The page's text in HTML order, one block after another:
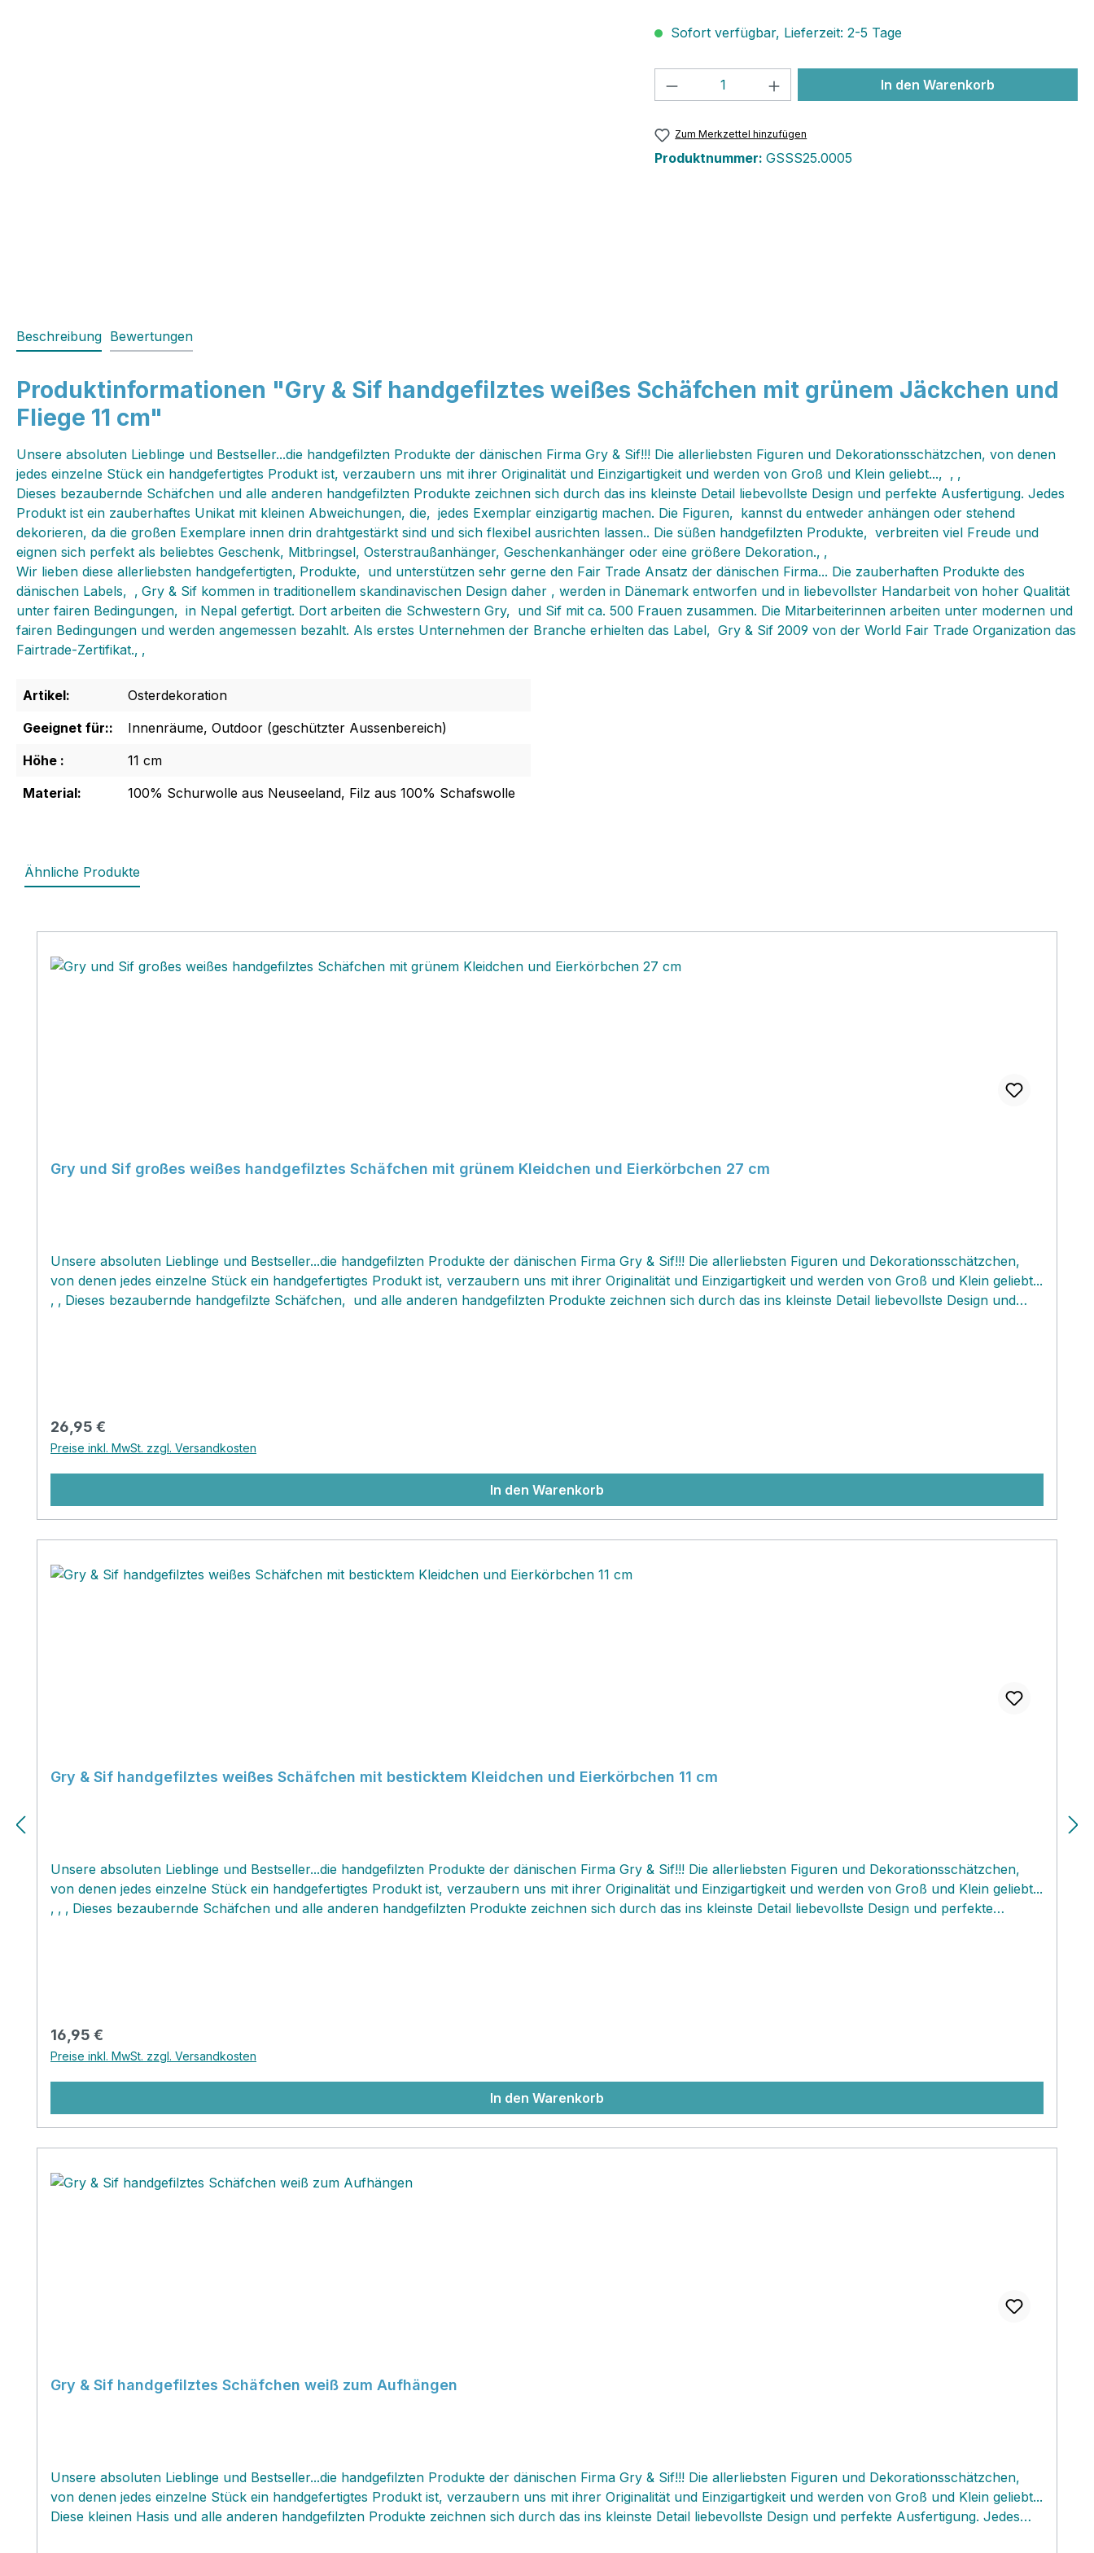
Sofort verfügbar, Lieferzeit: 2-5 Tage
Produkt Anzahl: Gib den gewünschten Wert
In den Warenkorb
Zum Merkzettel hinzufügen
Produktnummer: GSSS25.0005
Beschreibung Bewertungen
Produktinformationen "Gry & Sif handgefilztes weißes Schäfchen mit grünem Jäckchen und
Fliege 11 cm"
Unsere absoluten Lieblinge und Bestseller...die handgefilzten Produkte der dänischen Firma Gry & Sif!!! Die allerliebsten Figuren und Dekorationsschätzchen, von denen
jedes einzelne Stück ein handgefertigtes Produkt ist, verzaubern uns mit ihrer Originalität und Einzigartigkeit und werden von Groß und Klein geliebt...‚ ‚ ‚
Dieses bezaubernde Schäfchen und alle anderen handgefilzten Produkte zeichnen sich durch das ins kleinste Detail liebevollste Design und perfekte Ausfertigung. Jedes
Produkt ist ein zauberhaftes Unikat mit kleinen Abweichungen, die‚ jedes Exemplar einzigartig machen. Die Figuren‚ kannst du entweder anhängen oder stehend
dekorieren, da die großen Exemplare innen drin drahtgestärkt sind und sich flexibel ausrichten lassen.. Die süßen handgefilzten Produkte‚ verbreiten viel Freude und
eignen sich perfekt als beliebtes Geschenk, Mitbringsel, Osterstraußanhänger, Geschenkanhänger oder eine größere Dekoration.‚ ‚
Wir lieben diese allerliebsten handgefertigten‚ Produkte‚ und unterstützen sehr gerne den Fair Trade Ansatz der dänischen Firma... Die zauberhaften Produkte des
dänischen Labels‚ ‚ Gry & Sif kommen in traditionellem skandinavischen Design daher , werden in Dänemark entworfen und in liebevollster Handarbeit von hoher Qualität
unter fairen Bedingungen‚ in Nepal gefertigt. Dort arbeiten die Schwestern Gry‚ und Sif mit ca. 500 Frauen zusammen. Die Mitarbeiterinnen arbeiten unter modernen und
fairen Bedingungen und werden angemessen bezahlt. Als erstes Unternehmen der Branche erhielten das Label‚ Gry & Sif 2009 von der World Fair Trade Organization das
Fairtrade-Zertifikat.‚ ‚
Artikel:
Osterdekoration
Geeignet für::
Innenräume, Outdoor (geschützter Aussenbereich)
Höhe :
11 cm
Material:
100% Schurwolle aus Neuseeland, Filz aus 100% Schafswolle
Ähnliche Produkte
Gry und Sif großes weißes handgefilztes Schäfchen mit grünem Kleidchen und Eierkörbchen 27 cm
Unsere absoluten Lieblinge und Bestseller...die handgefilzten Produkte der dänischen Firma Gry & Sif!!! Die allerliebsten Figuren und Dekorationsschätzchen,
von denen jedes einzelne Stück ein handgefertigtes Produkt ist, verzaubern uns mit ihrer Originalität und Einzigartigkeit und werden von Groß und Klein geliebt...
‚ ‚ Dieses bezaubernde handgefilzte Schäfchen‚ und alle anderen handgefilzten Produkte zeichnen sich durch das ins kleinste Detail liebevollste Design und
in liebevollster Handarbeit von hoher Qualität unter fairen Bedingungen‚ in Nepal gefertigt. Dort arbeiten die Schwestern Gry‚ und Sif mit ca. 500 Frauen
zusammen. Die Mitarbeiterinnen arbeiten unter modernen und fairen Bedingungen und werden angemessen bezahlt. Als erstes Unternehmen der Branche
erhielten das Label ‰n Gry & Sif 2009 von der World Fair Trade Organization das Fairtrade-Zertifikat. ‚
Regulärer Preis:
26,95 €
Preise inkl. MwSt. zzgl. Versandkosten
In den Warenkorb
Gry & Sif handgefilztes weißes Schäfchen mit besticktem Kleidchen und Eierkörbchen 11 cm
Unsere absoluten Lieblinge und Bestseller...die handgefilzten Produkte der dänischen Firma Gry & Sif!!! Die allerliebsten Figuren und Dekorationsschätzchen,
von denen jedes einzelne Stück ein handgefertigtes Produkt ist, verzaubern uns mit ihrer Originalität und Einzigartigkeit und werden von Groß und Klein geliebt...
‚ ‚ ‚ Dieses bezaubernde Schäfchen und alle anderen handgefilzten Produkte zeichnen sich durch das ins kleinste Detail liebevollste Design und perfekte
liebevollster Handarbeit von hoher Qualität unter fairen Bedingungen‚ in Nepal gefertigt. Dort arbeiten die Schwestern Gry‚ und Sif mit ca. 500 Frauen
zusammen. Die Mitarbeiterinnen arbeiten unter modernen und fairen Bedingungen und werden angemessen bezahlt. Als erstes Unternehmen der Branche
erhielten das Label ‰n Gry & Sif 2009 von der World Fair Trade Organization das Fairtrade-Zertifikat. ‚
Regulärer Preis:
16,95 €
Preise inkl. MwSt. zzgl. Versandkosten
In den Warenkorb
Gry & Sif handgefilztes Schäfchen weiß zum Aufhängen
Unsere absoluten Lieblinge und Bestseller...die handgefilzten Produkte der dänischen Firma Gry & Sif!!! Die allerliebsten Figuren und Dekorationsschätzchen,
von denen jedes einzelne Stück ein handgefertigtes Produkt ist, verzaubern uns mit ihrer Originalität und Einzigartigkeit und werden von Groß und Klein geliebt...
Diese kleinen Hasis und alle anderen handgefilzten Produkte zeichnen sich durch das ins kleinste Detail liebevollste Design und perfekte Ausfertigung. Jedes